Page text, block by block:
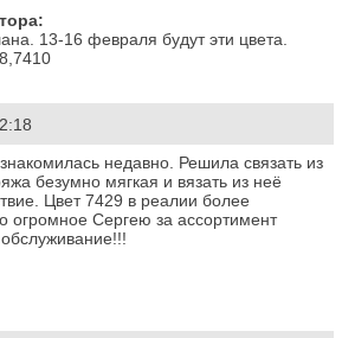
13-16 февраля будут эти цвета.
недавно. Решила связать из
безумно мягкая и вязать из неё
Цвет 7429 в реалии более
Сергею за ассортимент